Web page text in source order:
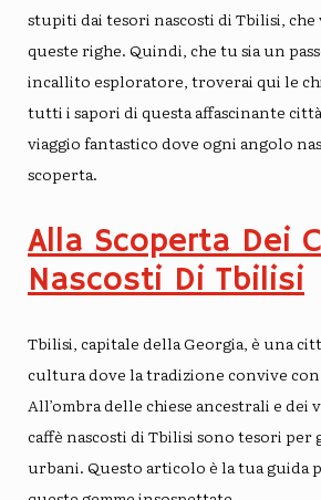
stupiti dai tesori nascosti di Tbilisi, che
queste righe. Quindi, che tu sia un
incallito esploratore, troverai qui le
tutti i sapori di questa affascinante
viaggio fantastico dove ogni angolo
scoperta.
Alla Scoperta Dei
Nascosti Di Tbilisi
Tbilisi, capitale della Georgia, è una
cultura dove la tradizione convive con
All’ombra delle chiese ancestrali e dei
caffè nascosti di Tbilisi sono tesori
urbani. Questo articolo è la tua guida